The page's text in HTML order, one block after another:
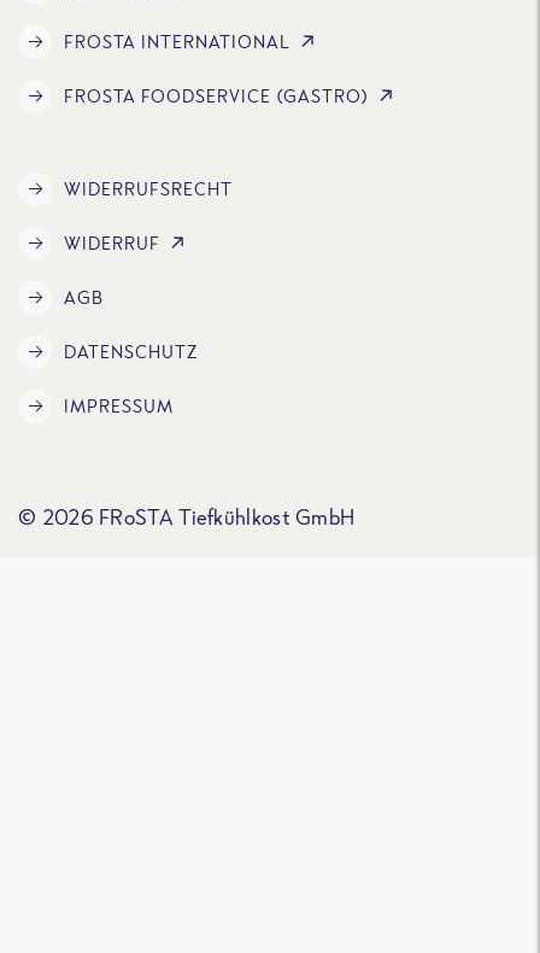
FROSTA INTERNATIONAL
FROSTA FOODSERVICE (GASTRO)
WIDERRUFSRECHT
WIDERRUF
AGB
DATENSCHUTZ
IMPRESSUM
© 2026 FRoSTA Tiefkühlkost GmbH